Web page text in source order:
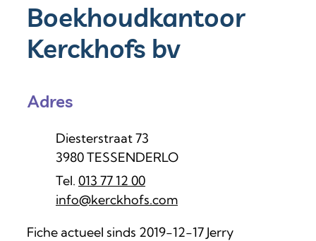
Boekhoudkantoor
Kerckhofs bv
Adres
AdresDiesterstraat 73
,3980TESSENDERLO
013 77 12 00
E-mailinfo@kerckhofs.com
Fiche actueel sinds 2019-12-17 Jerry